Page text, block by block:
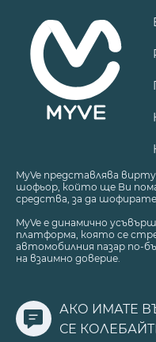
MyVe представлява
шофьор, който ще Ви
средства, за да шофирате
MyVe е динамично
платформа, която се
автомобилния пазар по-
на взаимно доверие.
АКО ИМАТЕ
СЕ